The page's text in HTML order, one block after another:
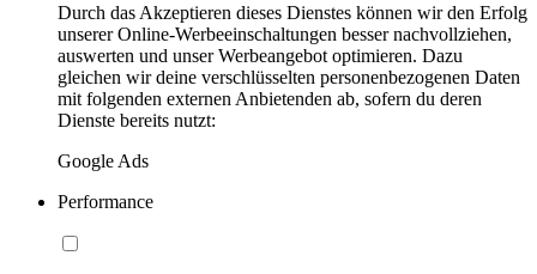
Durch das Akzeptieren dieses Dienstes können wir den Erfolg
unserer Online-Werbeeinschaltungen besser nachvollziehen,
auswerten und unser Werbeangebot optimieren. Dazu
gleichen wir deine verschlüsselten personenbezogenen Daten
mit folgenden externen Anbietenden ab, sofern du deren
Dienste bereits nutzt:
Google Ads
Performance